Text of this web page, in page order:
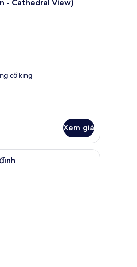
- Cathedral View)
cỡ king
Xem giá
màn/rèm cản sáng
1 phòng ngủ, két bảo mật tại phòng, bàn,